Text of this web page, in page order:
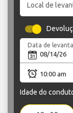
Local de
Data de
Idade do